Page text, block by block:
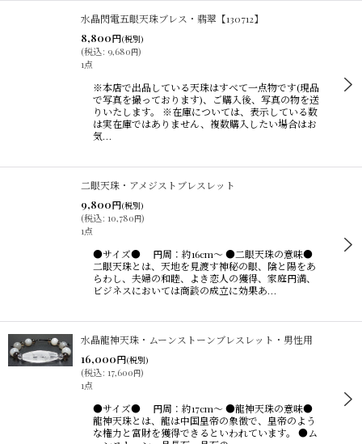
水晶閃電五眼天珠ブレス・翡翠【130712】
8,800円(税別)
(税込: 9,680円)
1点
※本店で出品している天珠はすべて一点物です(現品
で写真を撮っております)、ご購入後、写真の物を送
りいたします。 ※在庫については、表示している数
は実在庫ではありません、複数購入したい場合はお
気…
二眼天珠・アメジストブレスレット
9,800円(税別)
(税込: 10,780円)
1点
●サイズ● 円周：約16cm〜 ●二眼天珠の意味●
二眼天珠とは、天地を見渡す神秘の眼、陰と陽をあ
らわし、夫婦の和睦、よき恋人の獲得、家庭円満、
ビジネスにおいては商談の成立に効果あ…
水晶龍神天珠・ムーンストーンブレスレット・男性用
16,000円(税別)
(税込: 17,600円)
1点
●サイズ● 円周：約17cm〜 ●龍神天珠の意味●
龍神天珠とは、龍は中国皇帝の象徴で、皇帝のよう
な権力と富財を獲得できるといわれています。 ●ム